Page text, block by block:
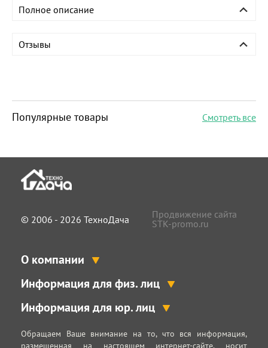
Полное описание
Отзывы
Популярные товары Смотреть все
© 2006 - 2026 ТехноДача
Продвижение сайта
STK-promo.ru
О компании
Информация для физ. лиц
Информация для юр. лиц
Обращаем Ваше внимание на то, что вся информация,